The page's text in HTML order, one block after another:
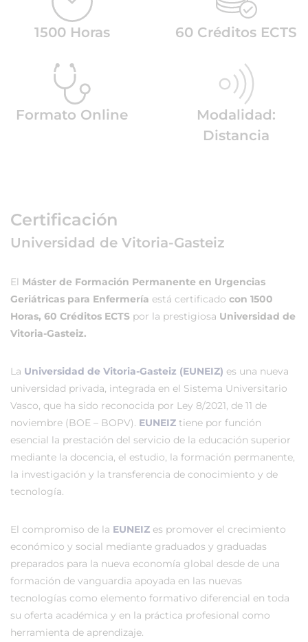
1500 Horas 60 Créditos ECTS
Formato Online
Modalidad:
Distancia
Certificación
Universidad de Vitoria-Gasteiz
El Máster de Formación Permanente en Urgencias
Geriátricas para Enfermería está certificado con 1500
Horas, 60 Créditos ECTS por la prestigiosa Universidad de
Vitoria-Gasteiz.
La Universidad de Vitoria-Gasteiz (EUNEIZ) es una nueva
universidad privada, integrada en el Sistema Universitario
Vasco, que ha sido reconocida por Ley 8/2021, de 11 de
noviembre (BOE – BOPV). EUNEIZ tiene por función
esencial la prestación del servicio de la educación superior
mediante la docencia, el estudio, la formación permanente,
la investigación y la transferencia de conocimiento y de
tecnología.
El compromiso de la EUNEIZ es promover el crecimiento
económico y social mediante graduados y graduadas
preparados para la nueva economía global desde de una
formación de vanguardia apoyada en las nuevas
tecnologías como elemento formativo diferencial en toda
su oferta académica y en la práctica profesional como
herramienta de aprendizaje.